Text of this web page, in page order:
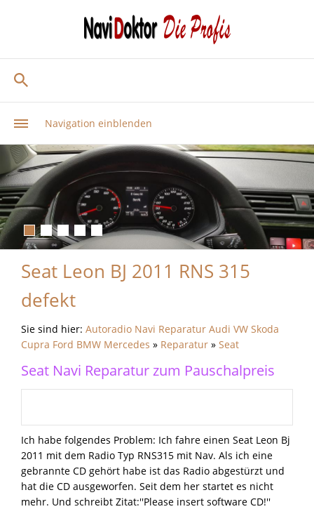
Navigation einblenden
Seat Leon BJ 2011 RNS 315
defekt
Sie sind hier: Autoradio Navi Reparatur Audi VW Skoda
Cupra Ford BMW Mercedes » Reparatur » Seat
Seat Navi Reparatur zum Pauschalpreis
Ich habe folgendes Problem: Ich fahre einen Seat Leon Bj
2011 mit dem Radio Typ RNS315 mit Nav. Als ich eine
gebrannte CD gehört habe ist das Radio abgestürzt und
hat die CD ausgeworfen. Seit dem her startet es nicht
mehr. Und schreibt Zitat:''Please insert software CD!''